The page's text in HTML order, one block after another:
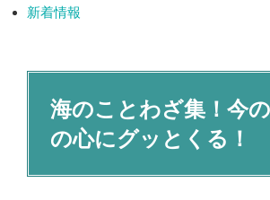
新着情報
海のことわざ集！今
の心にグッとくる！